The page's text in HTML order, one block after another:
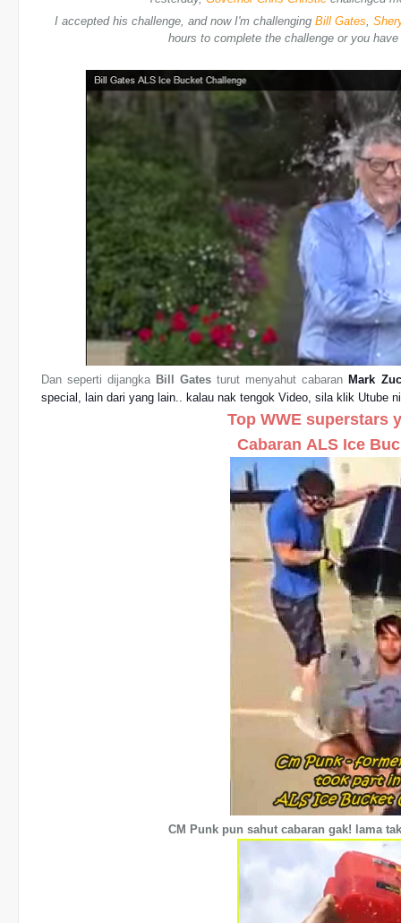
I accepted his challenge, and now I'm challengingBill Gates,
hours to complete the challenge or you
Dan seperti dijangka Bill Gates turut menyahut cabaran Mark
special, lain dari yang lain.. kalau nak tengok Video, sila klik Utube
Top WWE superstars
CabaranALS Ice
CM Punk pun sahut cabaran gak! lama